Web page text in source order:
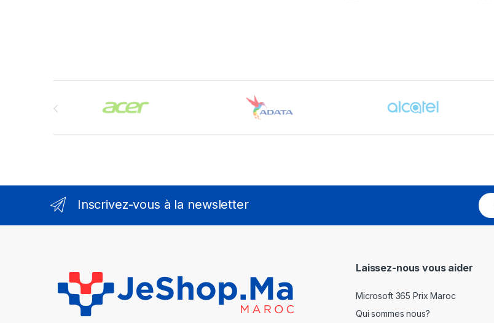
Inscrivez-vous à la newsletter
E
m
Laissez-nous vous aider
Microsoft 365 Prix Maroc
Qui sommes nous?